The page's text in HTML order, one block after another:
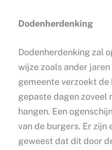
Dodenherdenking
Dodenherdenking zal
wijze zoals ander
gemeente verzoekt de
gepaste dagen zoveel
hangen. Een
van de burgers. Er zijn
geweest dat dit door